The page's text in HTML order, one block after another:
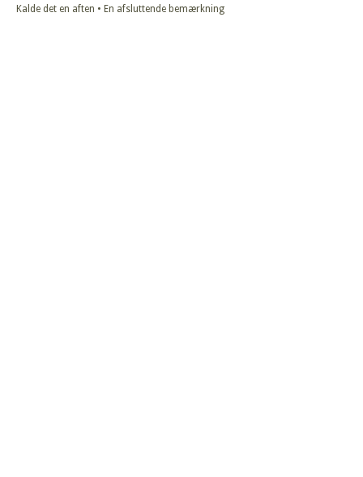
Kalde det en aften • En afsluttende bemærkning